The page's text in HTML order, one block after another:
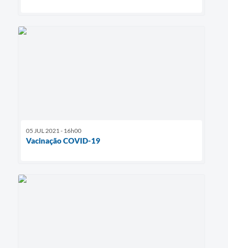
05 JUL 2021 - 16h00
Vacinação COVID-19